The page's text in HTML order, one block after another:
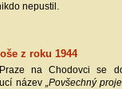
nepustil.
z roku 1944
na Chodovci se
název „Povšechný